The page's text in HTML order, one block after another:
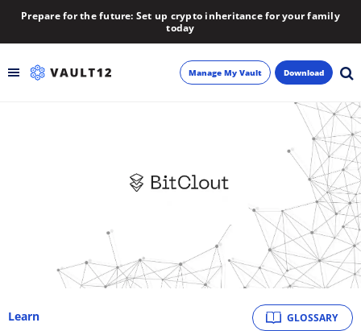
Prepare for the future: Set up crypto inheritance for your family
today
Manage My Vault Download
GLOSSARY
Learn